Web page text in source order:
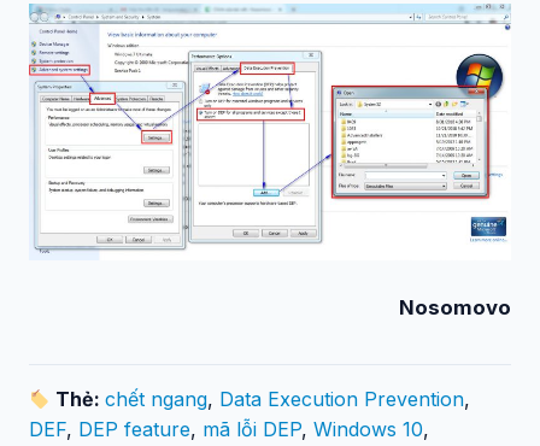
Nosomovo
Thẻ:chết ngang, Data Execution Prevention,
DEF, DEP feature, mã lỗi DEP, Windows 10,